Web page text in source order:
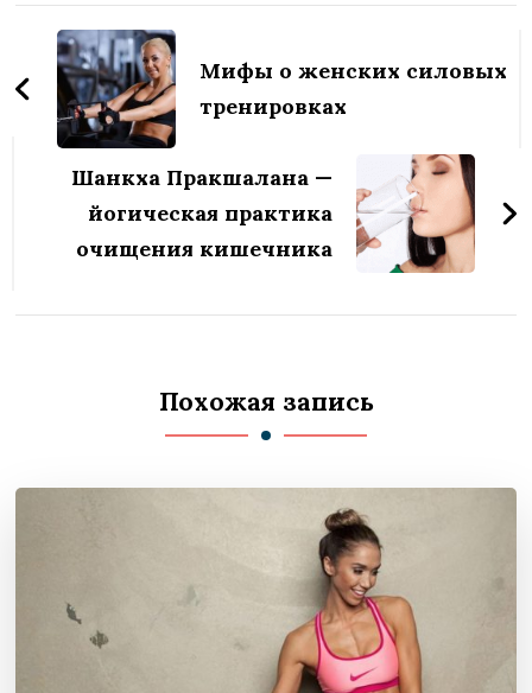
Навигация
по
записям
Мифы о женских силовых
тренировках
Шанкха Пракшалана —
йогическая практика
очищения кишечника
Похожая запись